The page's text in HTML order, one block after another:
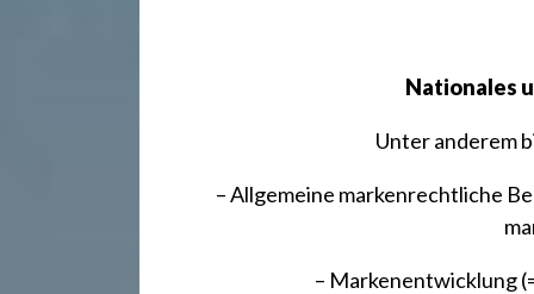
Nationales
Unter anderem
– Allgemeine markenrechtliche
– Markenentwicklung